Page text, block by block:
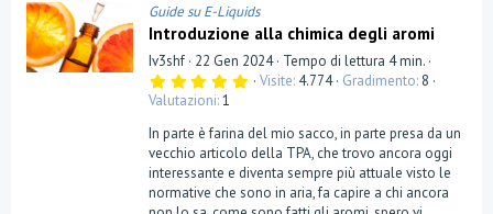
Guide su E-Liquids
Introduzione alla chimica degli aromi
Iv3shf 22 Gen 2024 Tempo di lettura 4 min.
5
0
s
t
e
l
l
a
Visite 4.774 Gradimento 8
Valutazioni 1
In parte è farina del mio sacco, in parte presa da un
vecchio articolo della TPA, che trovo ancora oggi
interessante e diventa sempre più attuale visto le
normative che sono in aria, fa capire a chi ancora